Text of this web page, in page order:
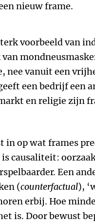
nieuw frame.
voorbeeld van
nee vanuit een
een bedrijf een
en religie zijn
in op wat frames
causaliteit:
Een
(counterfactual),
erbij. Hoe
is. Door bewust